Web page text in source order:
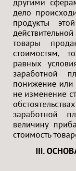
другими
дело
продукты
товары
стоимостям,
равных
заработной
понижение
не изменение
заработной
величину
стоимость
III.